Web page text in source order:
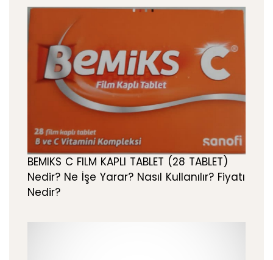
BEMIKS C FILM KAPLI TABLET (28 TABLET)
Nedir? Ne İşe Yarar? Nasıl Kullanılır? Fiyatı
Nedir?